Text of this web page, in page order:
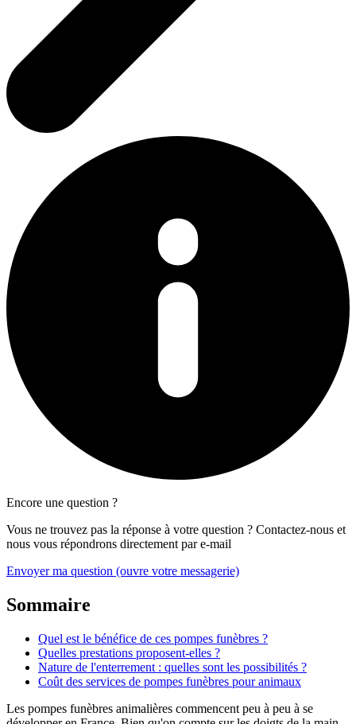
Encore une question ?
Vous ne trouvez pas la réponse à votre question ? Contactez-nous et
nous vous répondrons directement par e-mail
Envoyer ma question (ouvre votre messagerie)
Sommaire
Quel est le bénéfice de ces pompes funèbres ?
Quelles prestations proposent-elles ?
Nature de l'enterrement : quelles sont les possibilités ?
Coût des services de pompes funèbres pour animaux
Les pompes funèbres animalières commencent peu à peu à se